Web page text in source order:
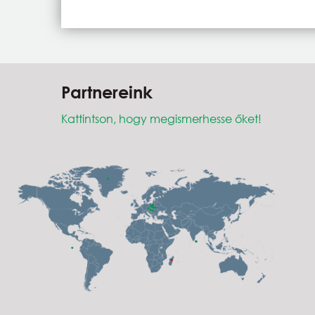
Partnereink
Kattintson, hogy megismerhesse őket!